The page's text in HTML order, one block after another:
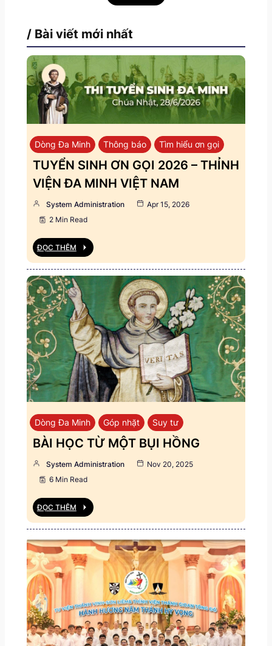
/ Bài viết mới nhất
Dòng Đa Minh Thông báo Tìm hiểu ơn gọi
TUYỂN SINH ƠN GỌI 2026 – THỈNH
VIỆN ĐA MINH VIỆT NAM
System Administration
Apr 15, 2026
2 Min Read
ĐỌC THÊM
Dòng Đa Minh Góp nhặt Suy tư
BÀI HỌC TỪ MỘT BỤI HỒNG
System Administration
Nov 20, 2025
6 Min Read
ĐỌC THÊM